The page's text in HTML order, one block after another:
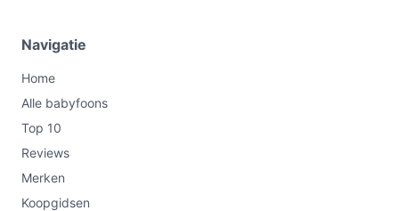
Navigatie
Home
Alle babyfoons
Top 10
Reviews
Merken
Koopgidsen